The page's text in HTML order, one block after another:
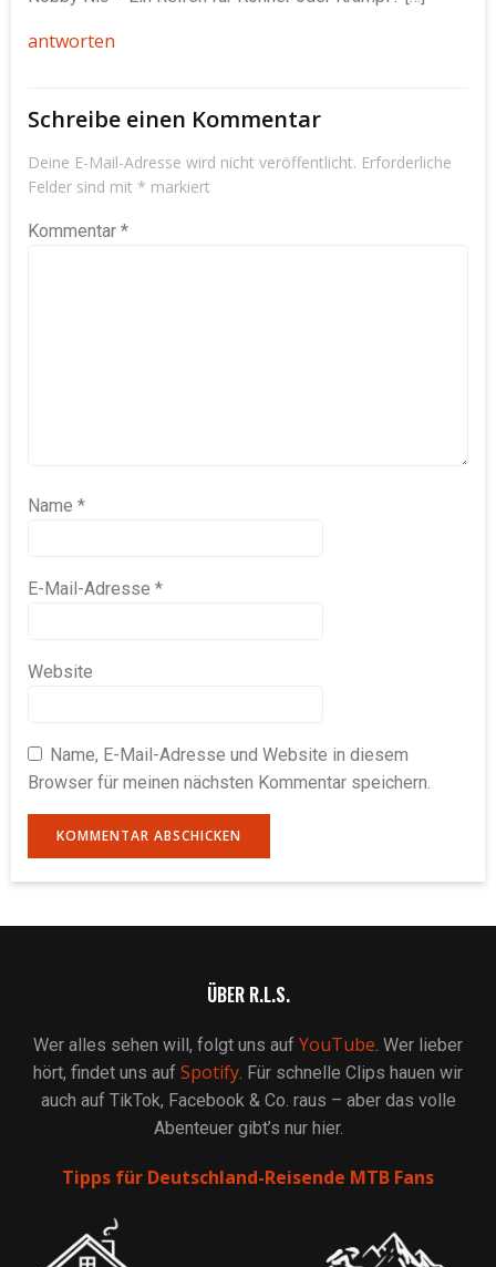
antworten
Schreibe einen Kommentar
Deine E-Mail-Adresse wird nicht veröffentlicht. Erforderliche
Felder sind mit * markiert
Kommentar *
Name *
E-Mail-Adresse *
Website
Name, E-Mail-Adresse und Website in diesem
Browser für meinen nächsten Kommentar speichern.
ÜBER R.L.S.
Wer alles sehen will, folgt uns auf YouTube. Wer lieber
hört, findet uns auf Spotify. Für schnelle Clips hauen wir
auch auf TikTok, Facebook & Co. raus – aber das volle
Abenteuer gibt’s nur hier.
Tipps für Deutschland-Reisende MTB Fans